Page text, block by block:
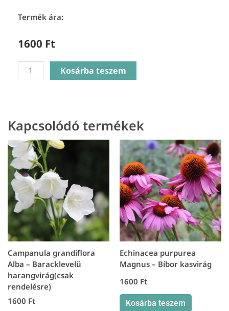
Termék ára:
1600 Ft
Sanguisorba
Little
vérfű
mennyiség
Kosárba teszem
Kapcsolódó termékek
Campanula grandiflora
Alba – Baracklevelű
harangvirág(csak
rendelésre)
1600 Ft
Echinacea purpurea
Magnus – Bíbor kasvirág
1600 Ft
Kosárba teszem